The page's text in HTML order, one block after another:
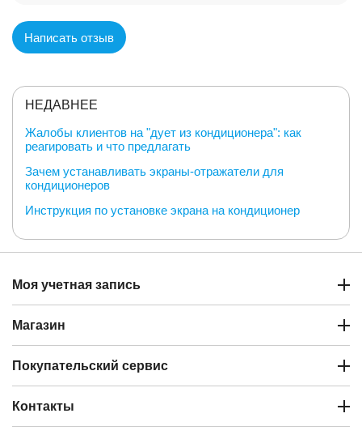
Написать отзыв
НЕДАВНЕЕ
Жалобы клиентов на "дует из кондиционера": как
реагировать и что предлагать
Зачем устанавливать экраны-отражатели для
кондиционеров
Инструкция по установке экрана на кондиционер
Моя учетная запись
Магазин
Покупательский сервис
Контакты